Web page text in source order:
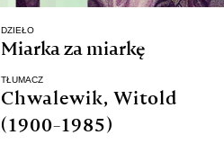
DZIEŁO
Miarka za miarkę
TŁUMACZ
Chwalewik, Witold
(1900-1985)